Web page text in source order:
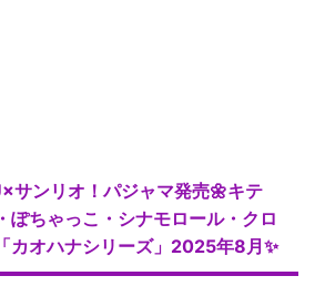
サンリオ！パジャマ発売🌼キテ
ぽちゃっこ・シナモロール・クロ
カオハナシリーズ」2025年8月✨